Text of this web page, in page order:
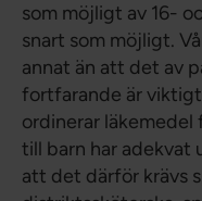
som möjligt av 16-
snart som möjligt.
annat än att det av
fortfarande är
ordinerar
till barn har adekvat
att det därför krävs